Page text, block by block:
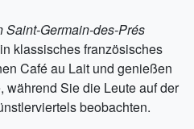
Saint-Germain-des-Prés
klassisches französisches
Café au Lait und genießen
während Sie die Leute auf der
beobachten.